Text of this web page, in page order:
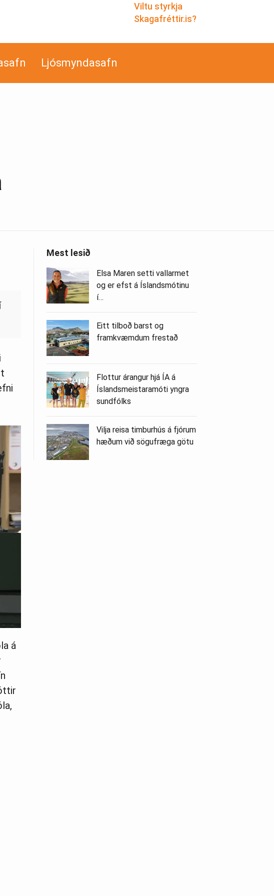
Viltu styrkja
Skagafréttir.is?
Ljósmyndasafn
á
Mest lesið
Elsa Maren setti vallarmet
og er efst á Íslandsmótinu
í…
Eitt tilboð barst og
framkvæmdum frestað
Flottur árangur hjá ÍA á
Íslandsmeistaramóti yngra
sundfólks
Vilja reisa timburhús á fjórum
hæðum við sögufræga götu